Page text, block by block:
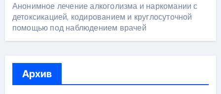
Анонимное лечение алкоголизма и наркомании с
детоксикацией, кодированием и круглосуточной
помощью под наблюдением врачей
Архив